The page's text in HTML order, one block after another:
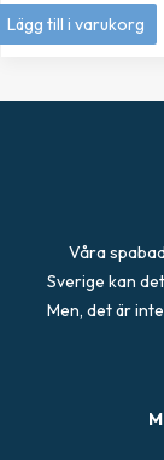
249kr
Lägg till i varukorg
Våra
Sverige kan
Men, det är